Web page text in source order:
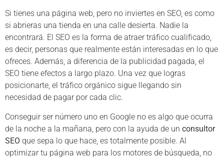
Si tienes una página web, pero no inviertes en SEO, es como
si abrieras una tienda en una calle desierta. Nadie la
encontrará. El SEO es la forma de atraer tráfico cualificado,
es decir, personas que realmente están interesadas en lo que
ofreces. Además, a diferencia de la publicidad pagada, el
SEO tiene efectos a largo plazo. Una vez que logras
posicionarte, el tráfico orgánico sigue llegando sin
necesidad de pagar por cada clic.
Conseguir ser número uno en Google no es algo que ocurra
de la noche a la mañana, pero con la ayuda de un consultor
SEO que sepa lo que hace, es totalmente posible. Al
optimizar tu página web para los motores de búsqueda, no